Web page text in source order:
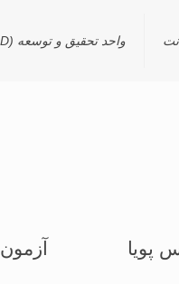
واحد تحقیق و توسعه (R&D)
پویا